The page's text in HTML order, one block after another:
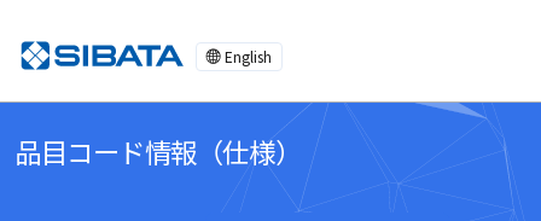
English
品目コード情報（仕様）